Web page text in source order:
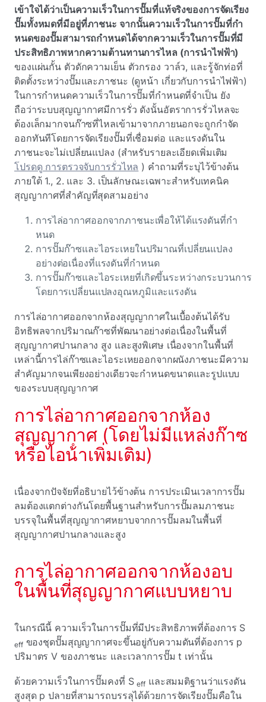
เข้าใจได้ว่าเป็นความเร็วในการปั๊มที่แท้จริงของการจัดเรียง
ปั๊มทั้งหมดที่มีอยู่ที่ภาชนะ จากนั้นความเร็วในการปั๊มที่กํา
หนดของปั๊มสามารถกําหนดได้จากความเร็วในการปั๊มที่มี
ประสิทธิภาพหากความต้านทานการไหล (การนําไฟฟ้า)
ของแผ่นกั้น ตัวดักความเย็น ตัวกรอง วาล์ว, และรู้จักท่อที่
ติดตั้งระหว่างปั๊มและภาชนะ (ดูหน้า เกี่ยวกับการนําไฟฟ้า)
ในการกําหนดความเร็วในการปั๊มที่กําหนดที่จําเป็น ยัง
ถือว่าระบบสุญญากาศมีการรั่ว ดังนั้นอัตราการรั่วไหลจะ
ต้องเล็กมากจนก๊าซที่ไหลเข้ามาจากภายนอกจะถูกกําจัด
ออกทันทีโดยการจัดเรียงปั๊มที่เชื่อมต่อ และแรงดันใน
ภาชนะจะไม่เปลี่ยนแปลง (สําหรับรายละเอียดเพิ่มเติม
โปรดดู การตรวจจับการรั่วไหล ) คําถามที่ระบุไว้ข้างต้น
ภายใต้ 1., 2. และ 3. เป็นลักษณะเฉพาะสําหรับเทคนิค
สุญญากาศที่สําคัญที่สุดสามอย่าง
การไล่อากาศออกจากภาชนะเพื่อให้ได้แรงดันที่กํา
หนด
การปั๊มก๊าซและไอระเหยในปริมาณที่เปลี่ยนแปลง
อย่างต่อเนื่องที่แรงดันที่กําหนด
การปั๊มก๊าซและไอระเหยที่เกิดขึ้นระหว่างกระบวนการ
โดยการเปลี่ยนแปลงอุณหภูมิและแรงดัน
การไล่อากาศออกจากห้องสุญญากาศในเบื้องต้นได้รับ
อิทธิพลจากปริมาณก๊าซที่พัฒนาอย่างต่อเนื่องในพื้นที่
สุญญากาศปานกลาง สูง และสูงพิเศษ เนื่องจากในพื้นที่
เหล่านี้การไล่ก๊าซและไอระเหยออกจากผนังภาชนะมีความ
สําคัญมากจนเพียงอย่างเดียวจะกําหนดขนาดและรูปแบบ
ของระบบสุญญากาศ
การไล่อากาศออกจากห้อง
สุญญากาศ (โดยไม่มีแหล่งก๊าซ
หรือไอน้ําเพิ่มเติม)
เนื่องจากปัจจัยที่อธิบายไว้ข้างต้น การประเมินเวลาการปั๊ม
ลมต้องแตกต่างกันโดยพื้นฐานสําหรับการปั๊มลมภาชนะ
บรรจุในพื้นที่สุญญากาศหยาบจากการปั๊มลมในพื้นที่
สุญญากาศปานกลางและสูง
การไล่อากาศออกจากห้องอบ
ในพื้นที่สุญญากาศแบบหยาบ
ในกรณีนี้ ความเร็วในการปั๊มที่มีประสิทธิภาพที่ต้องการ S
effของชุดปั๊มสุญญากาศจะขึ้นอยู่กับความดันที่ต้องการ p
ปริมาตร V ของภาชนะ และเวลาการปั๊ม t เท่านั้น
ด้วยความเร็วในการปั๊มคงที่ Seffและสมมติฐานว่าแรงดัน
สูงสุด p ปลายที่สามารถบรรลุได้ด้วยการจัดเรียงปั๊มคือใน